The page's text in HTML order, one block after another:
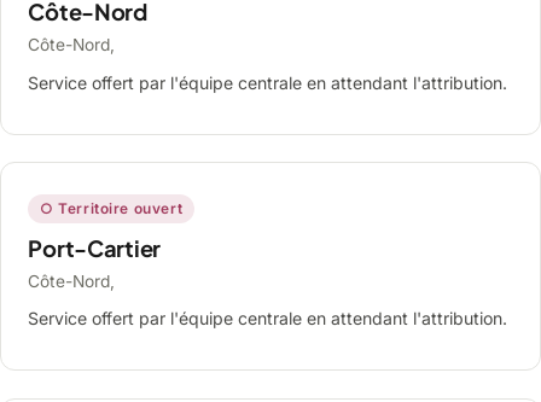
Côte-Nord
Côte-Nord,
Service offert par l'équipe centrale en attendant l'attribution.
○ Territoire ouvert
Port-Cartier
Côte-Nord,
Service offert par l'équipe centrale en attendant l'attribution.